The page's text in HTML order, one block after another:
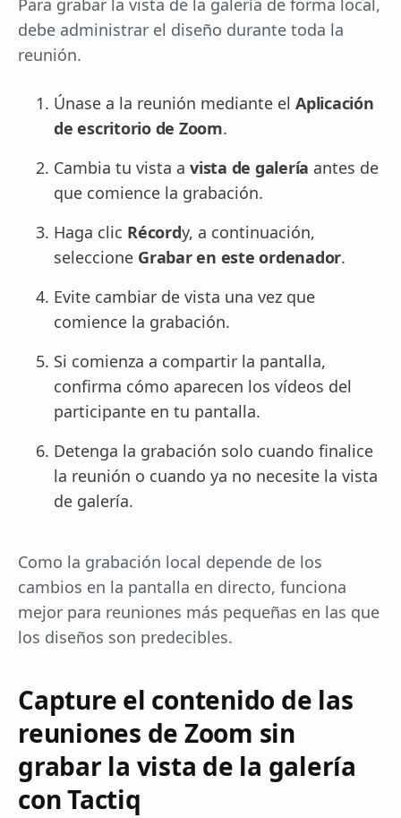
Para grabar la vista de la galería de forma local,
debe administrar el diseño durante toda la
reunión.
Únase a la reunión mediante el Aplicación
de escritorio de Zoom.
Cambia tu vista a vista de galería antes de
que comience la grabación.
Haga clic Récordy, a continuación,
seleccione Grabar en este ordenador.
Evite cambiar de vista una vez que
comience la grabación.
Si comienza a compartir la pantalla,
confirma cómo aparecen los vídeos del
participante en tu pantalla.
Detenga la grabación solo cuando finalice
la reunión o cuando ya no necesite la vista
de galería.
Como la grabación local depende de los
cambios en la pantalla en directo, funciona
mejor para reuniones más pequeñas en las que
los diseños son predecibles.
Capture el contenido de las
reuniones de Zoom sin
grabar la vista de la galería
con Tactiq